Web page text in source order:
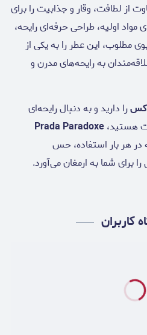
از لطافت، وقار و جذابیت را برای
اولیه، طراحی حرفه‌ای رایحه،
مطلوب، این عطر را به یکی از
به رایحه‌های مدرن و
را دارید و به دنبال رایحه‌ای
هستید،Prada Paradoxe
در هر بار استفاده، حس
برای شما به ارمغان می‌آورد.
کاربران